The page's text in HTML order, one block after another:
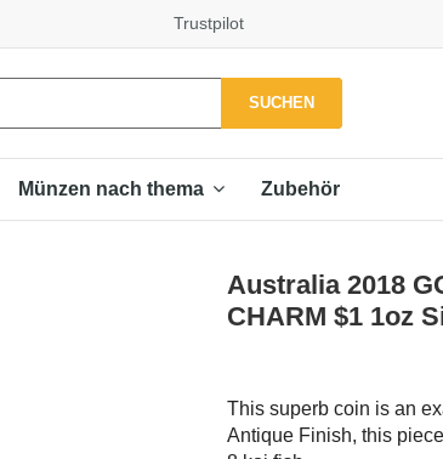
Trustpilot
SUCHEN
Münzen nach thema Zubehör
Australia 2018
CHARM $1 1oz
This superb coin is an
Antique Finish, this